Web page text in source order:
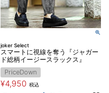
joker Select
スマートに視線を奪う『ジャガー
ド総柄イージースラックス』
PriceDown
¥4,950 税込